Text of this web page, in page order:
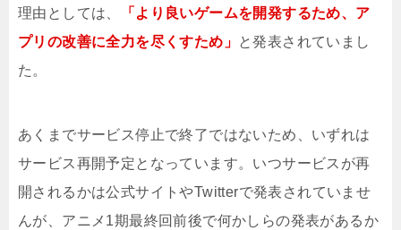
理由としては、
「より良いゲームを開発するため、ア
プリの改善に全力を尽くすため」 と発表されていまし
た。
あくまでサービス停止で終了ではないため、いずれは
サービス再開予定となっています。いつサービスが再
開されるかは公式サイトやTwitterで発表されていませ
んが、アニメ1期最終回前後で何かしらの発表があるか